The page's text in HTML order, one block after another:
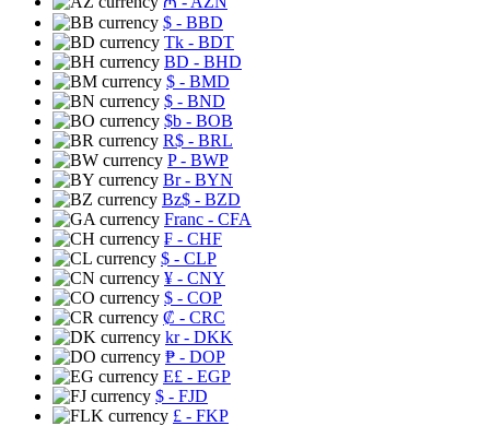
$ - BBD
Tk - BDT
BD - BHD
$ - BMD
$ - BND
$b - BOB
R$ - BRL
P- BWP
Br- BYN
Bz$ - BZD
Franc - CFA
₣ - CHF
$ - CLP
¥ - CNY
$ - COP
₡ - CRC
kr- DKK
₱ - DOP
E£ - EGP
$ - FJD
£ - FKP